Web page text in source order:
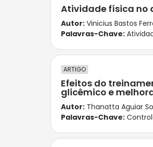
Atividade física no
Autor: Vinicius Bastos
Palavras-Chave:
ARTIGO
Efeitos do
glicêmico e
Autor: Thanatta Aguiar
Palavras-Chave: